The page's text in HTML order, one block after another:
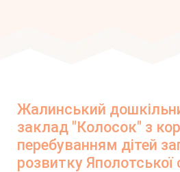
Жалинський
заклад "Колосок" з
перебуванням дітей
розвитку Яполотської